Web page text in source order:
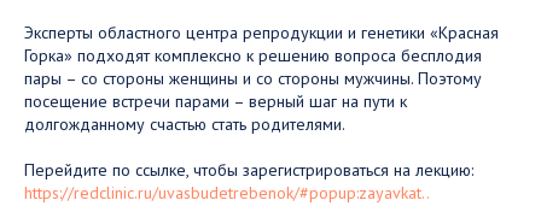
Эксперты областного центра репродукции и генетики «Красная
Горка» подходят комплексно к решению вопроса бесплодия
пары – со стороны женщины и со стороны мужчины. Поэтому
посещение встречи парами – верный шаг на пути к
долгожданному счастью стать родителями.
Перейдите по ссылке, чтобы зарегистрироваться на лекцию:
https://redclinic.ru/uvasbudetrebenok/#popup:zayavkat..